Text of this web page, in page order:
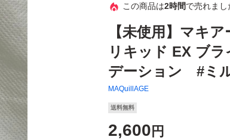
この商品は2時間で売れまし
【未使用】マキ
リキッド EX ブ
デーション #ミ
MAQuillAGE
送料無料
2,600 円